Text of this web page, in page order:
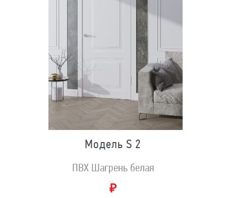
Модель S 2
ПВХ Шагрень белая
₽